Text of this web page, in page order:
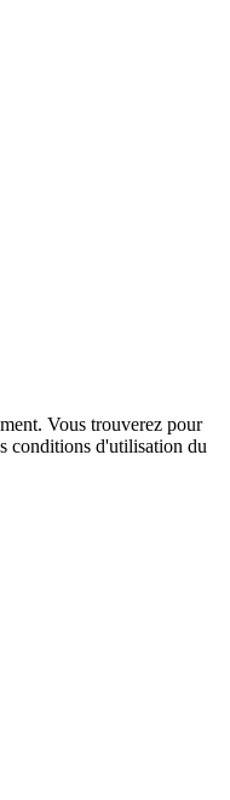
Vous trouverez pour
conditions d'utilisation du